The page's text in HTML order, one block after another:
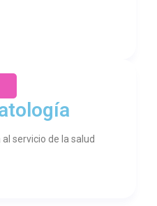
al servicio de la salud